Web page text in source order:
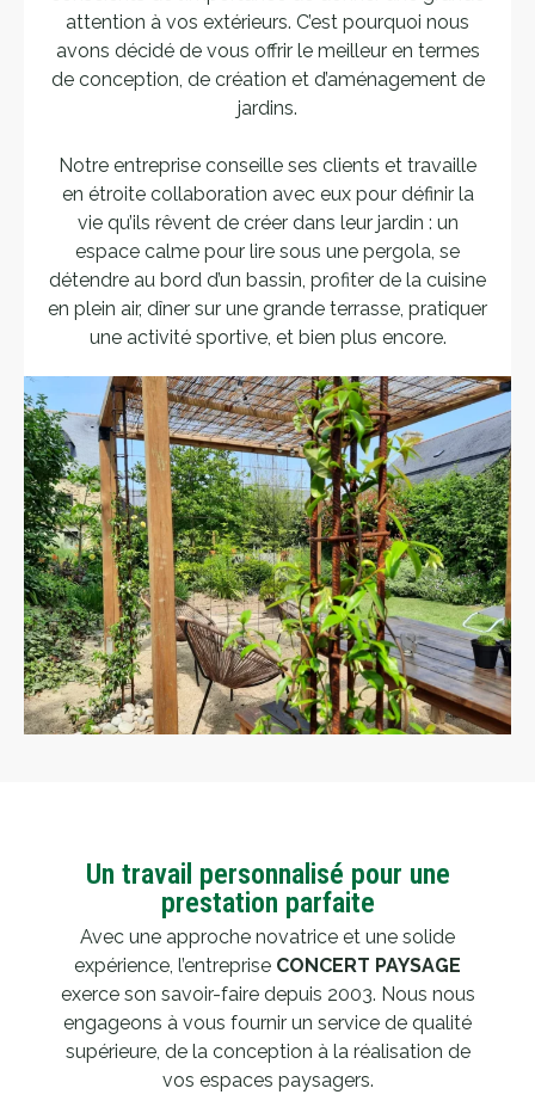
attention à vos extérieurs. C’est pourquoi nous
avons décidé de vous offrir le meilleur en termes
de conception, de création et d’aménagement de
jardins.
Notre entreprise conseille ses clients et travaille
en étroite collaboration avec eux pour définir la
vie qu’ils rêvent de créer dans leur jardin : un
espace calme pour lire sous une pergola, se
détendre au bord d’un bassin, profiter de la cuisine
en plein air, dîner sur une grande terrasse, pratiquer
une activité sportive, et bien plus encore.
Un travail personnalisé pour une
prestation parfaite
Avec une approche novatrice et une solide
expérience, l’entreprise CONCERT PAYSAGE
exerce son savoir-faire depuis 2003. Nous nous
engageons à vous fournir un service de qualité
supérieure, de la conception à la réalisation de
vos espaces paysagers.